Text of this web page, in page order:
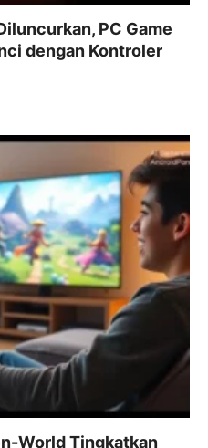
PC Game
dengan Kontroler
World Tingkatkan